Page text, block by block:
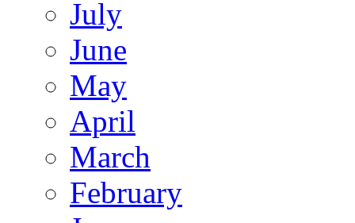
July
June
May
April
March
February